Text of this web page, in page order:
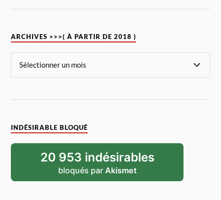
ARCHIVES >>>( À PARTIR DE 2018 )
INDÉSIRABLE BLOQUÉ
20 953 indésirables
bloqués par Akismet